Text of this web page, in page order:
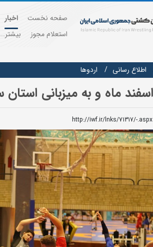
صفحه نخست اخبار
استعلام مجوز
بیشتر...
اطلاع رسانی اردوها
http://iwf.ir/lnks/71317/-.aspx